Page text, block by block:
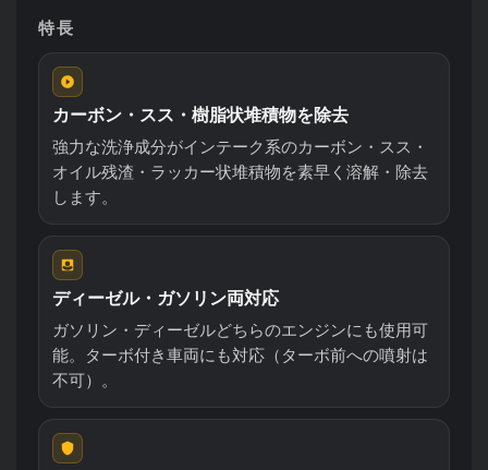
特長
カーボン・スス・樹脂状堆積物を除去
強力な洗浄成分がインテーク系のカーボン・スス・
オイル残渣・ラッカー状堆積物を素早く溶解・除去
します。
ディーゼル・ガソリン両対応
ガソリン・ディーゼルどちらのエンジンにも使用可
能。ターボ付き車両にも対応（ターボ前への噴射は
不可）。